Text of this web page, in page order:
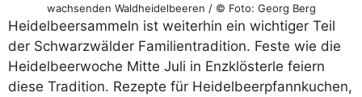
wachsenden Waldheidelbeeren / © Foto: Georg Berg
Heidelbeersammeln ist weiterhin ein wichtiger Teil
der Schwarzwälder Familientradition. Feste wie die
Heidelbeerwoche Mitte Juli in Enzklösterle feiern
diese Tradition. Rezepte für Heidelbeerpfannkuchen,